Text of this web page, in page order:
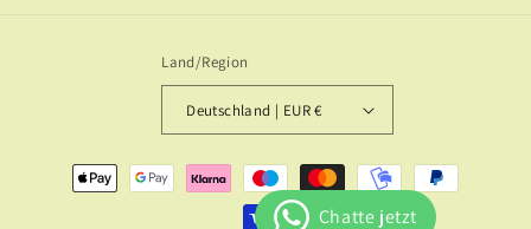
Land/Region
Deutschland | EUR €
Zahlungsmethoden